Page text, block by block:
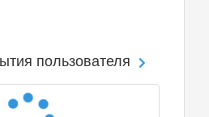
пользователя